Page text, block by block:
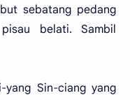
sebatang pedang
belati. Sambil
Sin-ciang yang